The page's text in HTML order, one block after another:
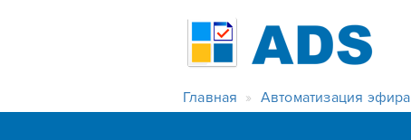
Главная Автоматизация эфира